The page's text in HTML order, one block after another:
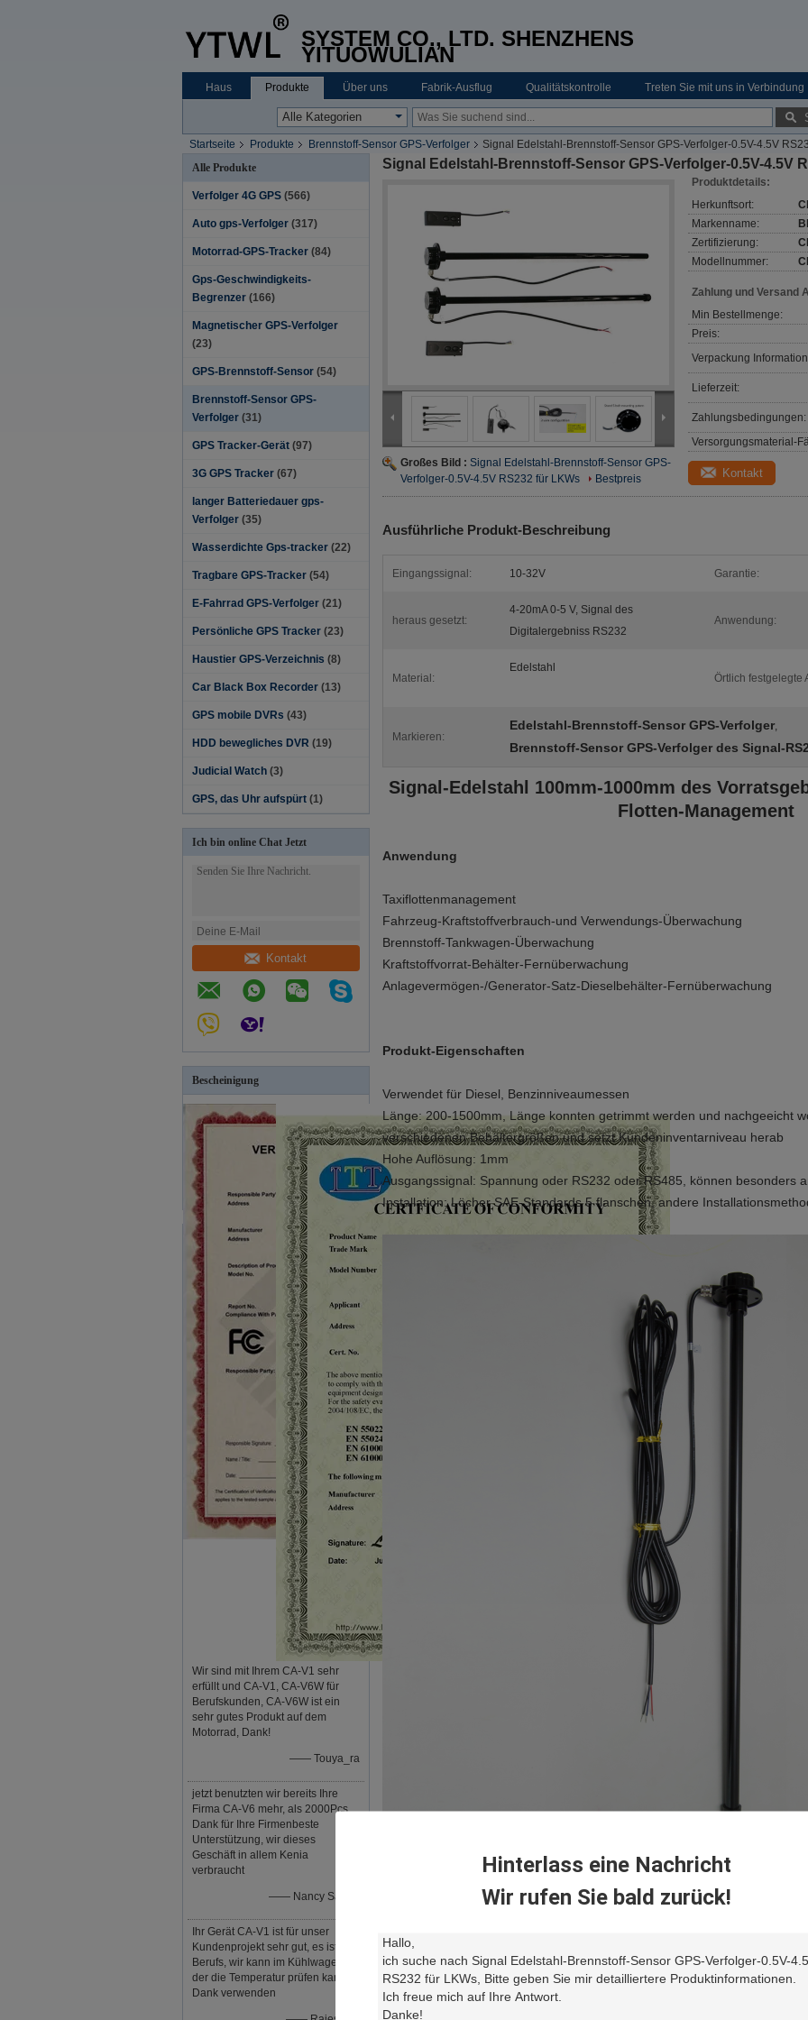
SYSTEM CO., LTD. SHENZHENS
YITUOWULIAN
Haus Produkte Über uns Fabrik-Ausflug Qualitätskontrolle Treten Sie mit uns in Verbindung
Startseite Produkte Brennstoff-Sensor GPS-Verfolger Signal Edelstahl-Brennstoff-Sensor GPS-Verfolger-0.5V-4.5V
Hinterlass eine Nachricht
Wir rufen Sie bald zurück!
Alle Produkte
Verfolger 4G GPS (566)
Auto gps-Verfolger (317)
Motorrad-GPS-Tracker (84)
Gps-Geschwindigkeits-
Begrenzer (166)
Magnetischer GPS-Verfolger
(23)
GPS-Brennstoff-Sensor (54)
Brennstoff-Sensor GPS-
Verfolger (31)
GPS Tracker-Gerät (97)
3G GPS Tracker (67)
langer Batteriedauer gps-
Verfolger (35)
Wasserdichte Gps-tracker (22)
Tragbare GPS-Tracker (54)
E-Fahrrad GPS-Verfolger (21)
Persönliche GPS Tracker (23)
Haustier GPS-Verzeichnis (8)
Car Black Box Recorder (13)
GPS mobile DVRs (43)
HDD bewegliches DVR (19)
Judicial Watch (3)
GPS, das Uhr aufspürt (1)
Ich bin online Chat Jetzt
Kontakt
Bescheinigung
Wir sind mit Ihrem CA-V1 sehr
erfüllt und CA-V1, CA-V6W für
Berufskunden, CA-V6W ist ein
sehr gutes Produkt auf dem
Motorrad, Dank!
—— Touya_ra
jetzt benutzten wir bereits Ihre
Firma CA-V6 mehr, als 2000Pcs,
Dank für Ihre Firmenbeste
Unterstützung, wir dieses
Geschäft in allem Kenia
verbraucht
—— Nancy Saruni
Ihr Gerät CA-V1 ist für unser
Kundenprojekt sehr gut, es ist so
Berufs, wir kann im Kühlwagen,
der die Temperatur prüfen kann,
Dank verwenden
Signal Edelstahl-Brennstoff-Sensor GPS-Verfolger-0.5V-4.5V
Großes Bild : Signal Edelstahl-Brennstoff-Sensor GPS-
Verfolger-0.5V-4.5V RS232 für LKWs
Bestpreis
Produktdetails:
Herkunftsort:
Markenname:
Zertifizierung:
Modellnummer:
Zahlung und Versand
Min Bestellmenge:
Preis:
Verpackung
Lieferzeit:
Zahlungsbedingungen:
Versorgungsmaterial-
Kontakt
Ausführliche Produkt-Beschreibung
Eingangssignal: 10-32V Garantie:
heraus gesetzt:
4-20mA 0-5 V, Signal des
Digitalergebniss RS232
Anwendung:
Material:
Edelstahl
Örtlich festgelegte
Markieren:
Edelstahl-Brennstoff-Sensor GPS-Verfolger,
Brennstoff-Sensor GPS-Verfolger des Signal-
Signal-Edelstahl 100mm-1000mm des
Flotten-Management
Anwendung
Taxiflottenmanagement
Fahrzeug-Kraftstoffverbrauch-und Verwendungs-Überwachung
Brennstoff-Tankwagen-Überwachung
Kraftstoffvorrat-Behälter-Fernüberwachung
Anlagevermögen-/Generator-Satz-Dieselbehälter-Fernüberwachung
Produkt-Eigenschaften
Verwendet für Diesel, Benzinniveaumessen
Länge: 200-1500mm, Länge konnten getrimmt werden und nachgeeicht
verschiedenen Behältergrößen und setzt Kundeninventarniveau herab
Hohe Auflösung: 1mm
Ausgangssignal: Spannung oder RS232 oder RS485, können besonders
Installation: Löcher SAE-Standards 5 flanschen, andere
Entschließungsverhältnis
0,1%
Messende Genauigkeit
0,1%
Maximaler Fehler des Maßes